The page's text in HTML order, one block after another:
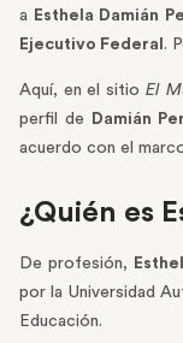
a Esthela Damián
Ejecutivo Federal .
Aquí, en el sitio El
perfil de Damián
acuerdo con el
¿Quién es
De profesión,
por la Universidad
Educación.